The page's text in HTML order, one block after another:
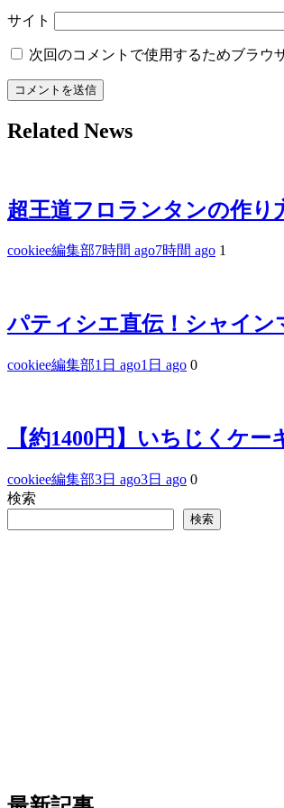
サイト
次回のコメントで使用するためブラウ
Related News
超王道フロランタンの作
cookiee編集部7時間 ago7時間 ago 1
パティシエ直伝！シャイン
cookiee編集部1日 ago1日 ago 0
【約1400円】いちじくケ
cookiee編集部3日 ago3日 ago 0
検索
検索